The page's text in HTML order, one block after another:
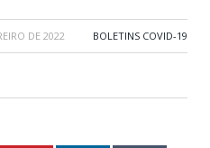
DE 2022 BOLETINS COVID-19